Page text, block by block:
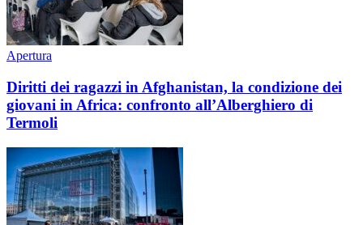
Apertura
Diritti dei ragazzi in Afghanistan, la condizione dei
giovani in Africa: confronto all’Alberghiero di
Termoli